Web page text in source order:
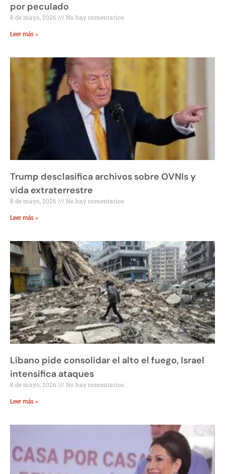
por peculado
8 de mayo, 2026 No hay comentarios
Leer más »
Trump desclasifica archivos sobre OVNIs y
vida extraterrestre
8 de mayo, 2026 No hay comentarios
Leer más »
Líbano pide consolidar el alto el fuego, Israel
intensifica ataques
8 de mayo, 2026 No hay comentarios
Leer más »